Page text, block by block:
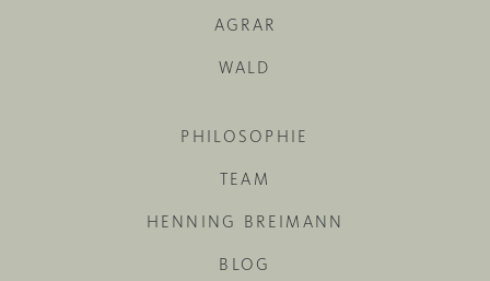
AGRAR
WALD
PHILOSOPHIE
TEAM
HENNING BREIMANN
BLOG